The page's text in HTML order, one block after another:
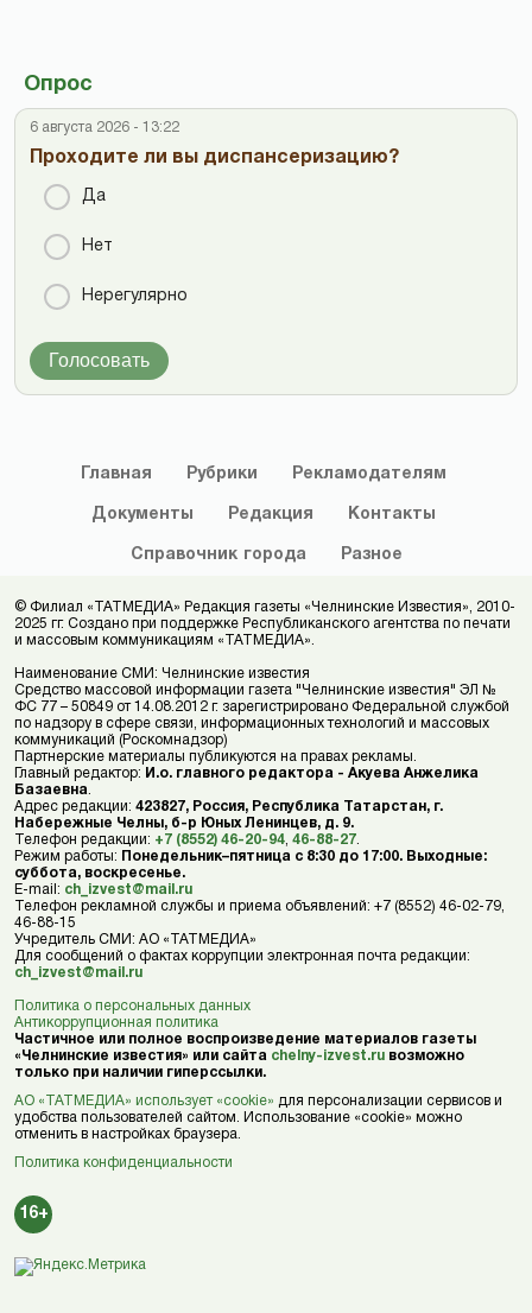
Опрос
6 августа 2026 - 13:22
Проходите ли вы диспансеризацию?
Да
Нет
Нерегулярно
Голосовать
Главная Рубрики Рекламодателям
Документы Редакция Контакты
Справочник города Разное
© Филиал «ТАТМЕДИА» Редакция газеты «Челнинские Известия», 2010-
2025 гг. Создано при поддержке Республиканского агентства по печати
и массовым коммуникациям «ТАТМЕДИА».
Наименование СМИ: Челнинские известия
Средство массовой информации газета "Челнинские известия" ЭЛ №
ФС 77 – 50849 от 14.08.2012 г. зарегистрировано Федеральной службой
по надзору в сфере связи, информационных технологий и массовых
коммуникаций (Роскомнадзор)
Партнерские материалы публикуются на правах рекламы.
Главный редактор: И.о. главного редактора - Акуева Анжелика
Базаевна
Адрес редакции: 423827, Россия, Республика Татарстан, г.
Набережные Челны, б-р Юных Ленинцев, д. 9.
Телефон редакции: +7 (8552) 46-20-94 46-88-27
Режим работы: Понедельник–пятница с 8:30 до 17:00. Выходные:
суббота, воскресенье.
E-mail: ch_izvest@mail.ru
Телефон рекламной службы и приема объявлений: +7 (8552) 46-02-79,
46-88-15
Учредитель СМИ: АО «ТАТМЕДИА»
Для сообщений о фактах коррупции электронная почта редакции:
ch_izvest@mail.ru
Политика о персональных данных
Антикоррупционная политика
Частичное или полное воспроизведение материалов газеты
«Челнинские известия» или сайта chelny-izvest.ru возможно
только при наличии гиперссылки.
АО «ТАТМЕДИА» использует «cookie» для персонализации сервисов и
удобства пользователей сайтом. Использование «cookie» можно
отменить в настройках браузера.
Политика конфиденциальности
16+